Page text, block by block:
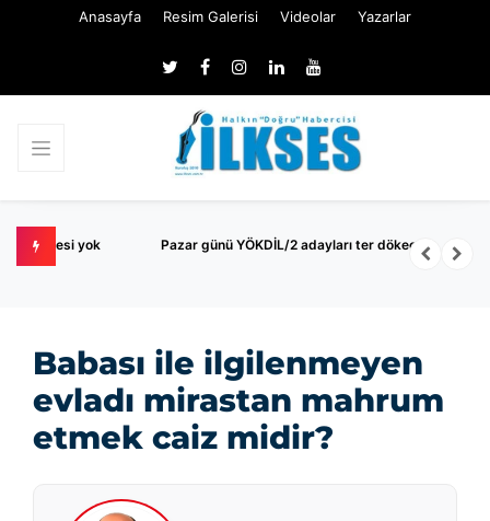
Anasayfa Resim Galerisi Videolar Yazarlar
Pazar günü YÖKDİL/2 adayları ter dökecek
Babası ile ilgilenmeyen
evladı mirastan mahrum
etmek caiz midir?